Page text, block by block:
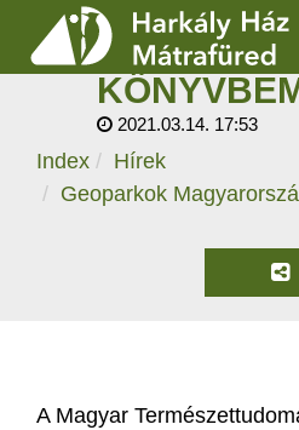
SZOLGÁLTATÁSOK
PROGRAMOK
2021.03.14. 17:53
Index
Hírek
Geoparkok
A Magyar